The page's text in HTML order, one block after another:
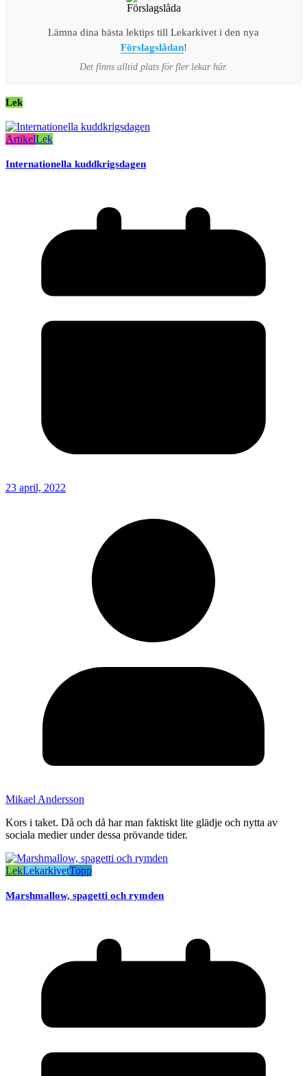
Lämna dina bästa lektips till Lekarkivet i den nya
Förslagslådan!
Det finns alltid plats för fler lekar här.
Lek
ArtikelLek
Internationella kuddkrigsdagen
23 april, 2022
Mikael Andersson
Kors i taket. Då och då har man faktiskt lite glädje och nytta av
sociala medier under dessa prövande tider.
LekLekarkivetTopp
Marshmallow, spagetti och rymden